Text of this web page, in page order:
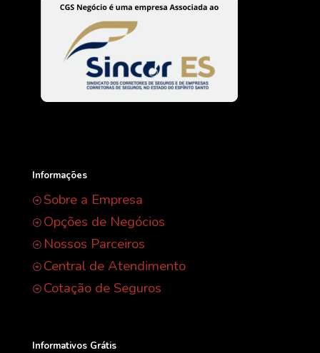
Informações
Sobre a Empresa
Opções de Negócios
Nossos Parceiros
Central de Atendimento
Cotação de Seguros
Informativos Grátis